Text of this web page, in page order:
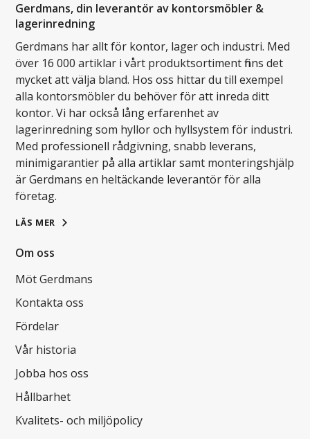
Gerdmans, din leverantör av kontorsmöbler &
lagerinredning
Gerdmans har allt för kontor, lager och industri. Med
över 16 000 artiklar i vårt produktsortiment finns det
mycket att välja bland. Hos oss hittar du till exempel
alla kontorsmöbler du behöver för att inreda ditt
kontor. Vi har också lång erfarenhet av
lagerinredning som hyllor och hyllsystem för industri.
Med professionell rådgivning, snabb leverans,
minimigarantier på alla artiklar samt monteringshjälp
är Gerdmans en heltäckande leverantör för alla
företag.
LÄS MER
Om oss
Möt Gerdmans
Kontakta oss
Fördelar
Vår historia
Jobba hos oss
Hållbarhet
Kvalitets- och miljöpolicy